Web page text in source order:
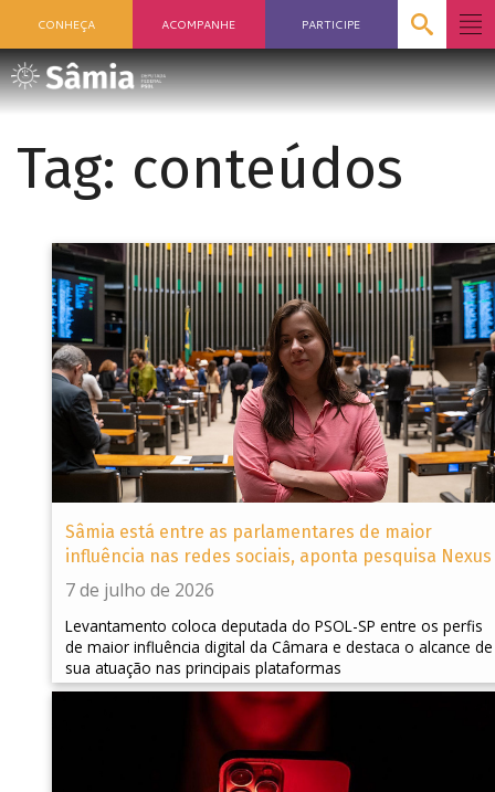
CONHEÇA ACOMPANHE PARTICIPE
Tag: conteúdos
Sâmia está entre as parlamentares de maior
influência nas redes sociais, aponta pesquisa Nexus
7 de julho de 2026
Levantamento coloca deputada do PSOL-SP entre os perfis
de maior influência digital da Câmara e destaca o alcance de
sua atuação nas principais plataformas